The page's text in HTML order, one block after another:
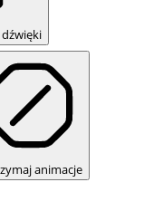
animacje